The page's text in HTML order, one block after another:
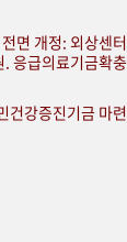
면 개정: 외상센터
. 응급의료기금확충
건강증진기금 마련